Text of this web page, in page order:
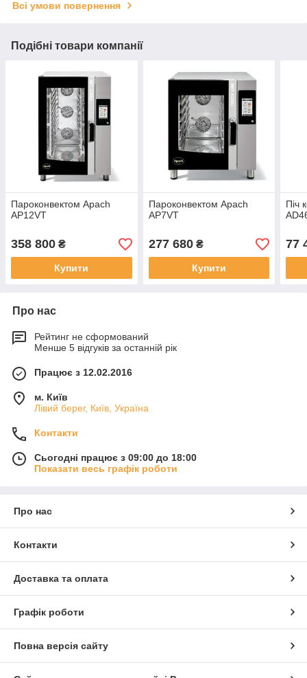
Всі умови повернення
Подібні товари компанії
Пароконвектом Apach
AP12VT
358 800 ₴
Купити
Пароконвектом Apach
AP7VT
277 680₴
Купити
Піч
77
Про нас
Рейтинг не сформований
Менше 5 відгуків за останній рік
Працює з 12.02.2016
м. Київ
Лівий берег, Київ, Україна
Контакти
Сьогодні працює з 09:00 до 18:00
Показати весь графік роботи
Про нас
Контакти
Доставка та оплата
Графік роботи
Повна версія сайту